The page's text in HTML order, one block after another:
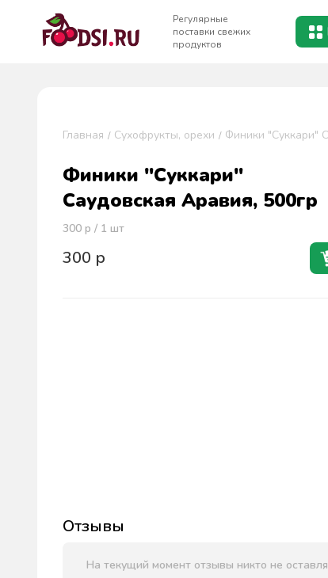
Регулярные
поставки свежих
продуктов
Главная Сухофрукты, орехи Финики "Суккари"
Финики "Суккари"
Саудовская Аравия, 500гр
300 р / 1 шт
300 р
Отзывы
На текущий момент отзывы никто не